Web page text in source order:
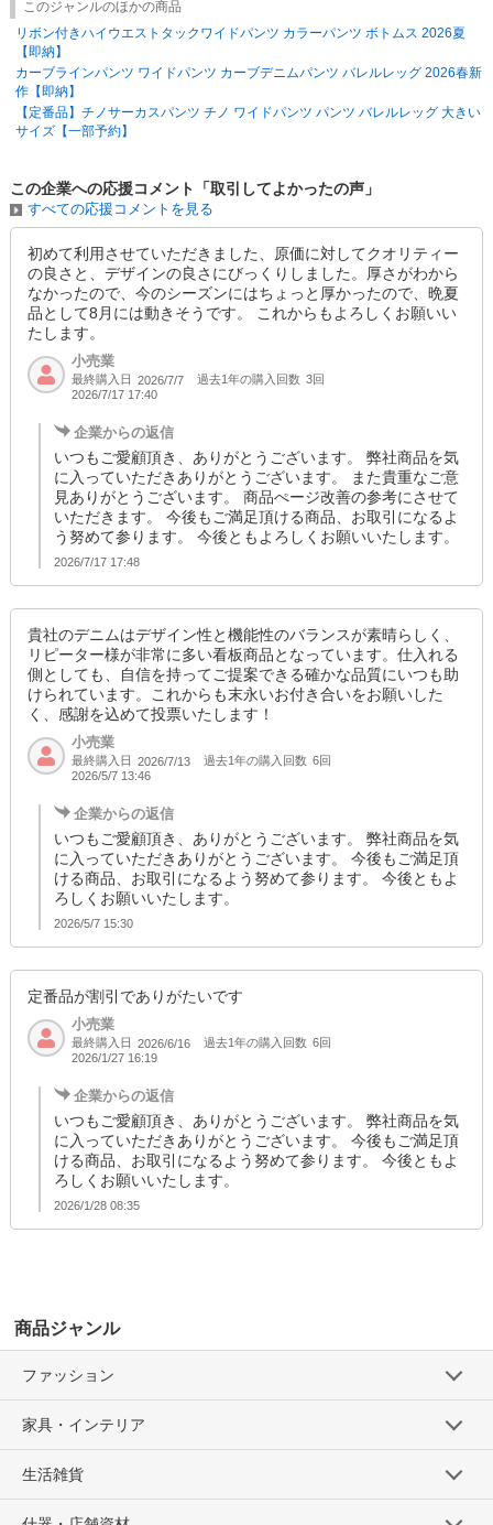
このジャンルのほかの商品
リボン付きハイウエストタックワイドパンツ カラーパンツ ボトムス 2026夏
【即納】
カーブラインパンツ ワイドパンツ カーブデニムパンツ バレルレッグ 2026春新
作【即納】
【定番品】チノサーカスパンツ チノ ワイドパンツ パンツ バレルレッグ 大きい
サイズ【一部予約】
この企業への応援コメント「取引してよかったの声」
すべての応援コメントを見る
初めて利用させていただきました、原価に対してクオリティー
の良さと、デザインの良さにびっくりしました。厚さがわから
なかったので、今のシーズンにはちょっと厚かったので、晩夏
品として8月には動きそうです。 これからもよろしくお願いい
たします。
小売業
最終購入日 2026/7/7 過去1年の購入回数 3回
2026/7/17 17:40
企業からの返信
いつもご愛顧頂き、ありがとうございます。 弊社商品を気
に入っていただきありがとうございます。 また貴重なご意
見ありがとうございます。 商品ぺージ改善の参考にさせて
いただきます。 今後もご満足頂ける商品、お取引になるよ
う努めて参ります。 今後ともよろしくお願いいたします。
2026/7/17 17:48
貴社のデニムはデザイン性と機能性のバランスが素晴らしく、
リピーター様が非常に多い看板商品となっています。仕入れる
側としても、自信を持ってご提案できる確かな品質にいつも助
けられています。これからも末永いお付き合いをお願いした
く、感謝を込めて投票いたします！
小売業
最終購入日 2026/7/13 過去1年の購入回数 6回
2026/5/7 13:46
企業からの返信
いつもご愛顧頂き、ありがとうございます。 弊社商品を気
に入っていただきありがとうございます。 今後もご満足頂
ける商品、お取引になるよう努めて参ります。 今後ともよ
ろしくお願いいたします。
2026/5/7 15:30
定番品が割引でありがたいです
小売業
最終購入日 2026/6/16 過去1年の購入回数 6回
2026/1/27 16:19
企業からの返信
いつもご愛顧頂き、ありがとうございます。 弊社商品を気
に入っていただきありがとうございます。 今後もご満足頂
ける商品、お取引になるよう努めて参ります。 今後ともよ
ろしくお願いいたします。
2026/1/28 08:35
商品ジャンル
ファッション
家具・インテリア
生活雑貨